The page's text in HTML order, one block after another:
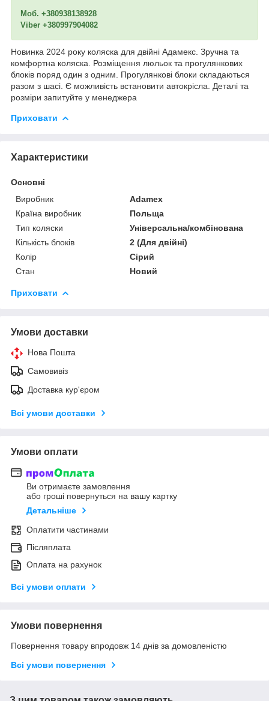
Моб. +380938138928
Viber +380997904082
​​​​​​​Новинка 2024 року коляска для двійні Адамекс. Зручна та
комфортна коляска. Розміщення люльок та прогулянкових
блоків поряд один з одним. Прогулянкові блоки складаються
разом з шасі. Є можливість встановити автокрісла. Деталі та
розміри запитуйте у менеджера
Приховати
Характеристики
Основні
Виробник
Adamex
Країна виробник
Польща
Тип коляски
Універсальна/комбінована
Кількість блоків
2 (Для двійні)
Колір
Сірий
Стан
Новий
Приховати
Умови доставки
Нова Пошта
Самовивіз
Доставка кур'єром
Всі умови доставки
Умови оплати
Ви отримаєте замовлення
або гроші повернуться на вашу картку
Детальніше
Оплатити частинами
Післяплата
Оплата на рахунок
Всі умови оплати
Умови повернення
Повернення товару впродовж 14 днів за домовленістю
Всі умови повернення